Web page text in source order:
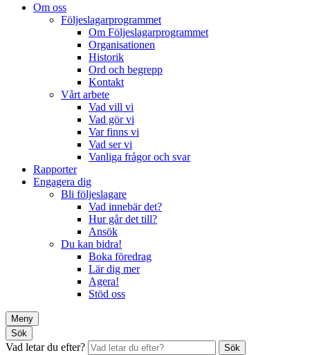
Om oss
Följeslagarprogrammet
Om Följeslagarprogrammet
Organisationen
Historik
Ord och begrepp
Kontakt
Vårt arbete
Vad vill vi
Vad gör vi
Var finns vi
Vad ser vi
Vanliga frågor och svar
Rapporter
Engagera dig
Bli följeslagare
Vad innebär det?
Hur går det till?
Ansök
Du kan bidra!
Boka föredrag
Lär dig mer
Agera!
Stöd oss
Meny
Sök
Vad letar du efter? Sök